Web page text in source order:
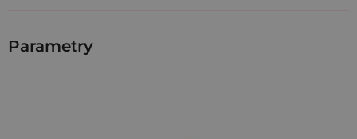
tkaniny subtelnie eksponuje zawartość, nadając jej lekkości i
Parametry